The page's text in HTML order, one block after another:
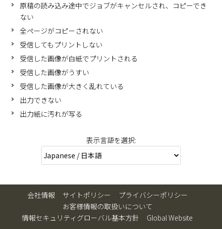
原稿の読み込み途中でジョブがキャンセルされ、コピーでき
ない
全ページがコピーされない
受信してもプリントしない
受信した画像が白紙でプリントされる
受信した画像がうすい
受信した画像が大きく乱れている
出力できない
出力紙に汚れが写る
表示言語を選択:
会社情報 サイトポリシー
プライバシーポリシー
お客様情報の取扱いについて
情報セキュリティグローバル基本方針
Global Website